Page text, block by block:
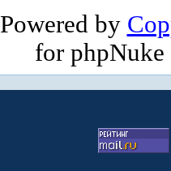
Powered by
for